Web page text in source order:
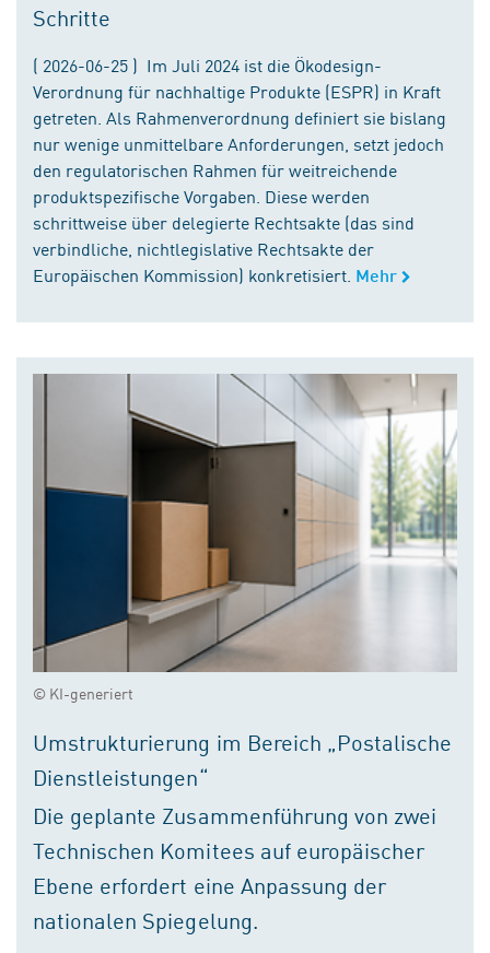
Schritte
( 2026-06-25 ) Im Juli 2024 ist die Ökodesign-
Verordnung für nachhaltige Produkte (ESPR) in Kraft
getreten. Als Rahmenverordnung definiert sie bislang
nur wenige unmittelbare Anforderungen, setzt jedoch
den regulatorischen Rahmen für weitreichende
produktspezifische Vorgaben. Diese werden
schrittweise über delegierte Rechtsakte (das sind
verbindliche, nichtlegislative Rechtsakte der
Europäischen Kommission) konkretisiert. Mehr
© KI-generiert
Umstrukturierung im Bereich „Postalische
Dienstleistungen“
Die geplante Zusammenführung von zwei
Technischen Komitees auf europäischer
Ebene erfordert eine Anpassung der
nationalen Spiegelung.